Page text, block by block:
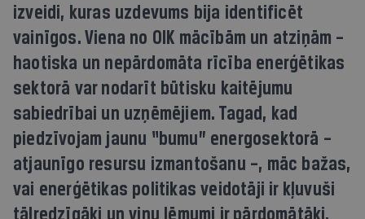
izveidi, kuras uzdevums bija identificēt
vainīgos. Viena no OIK mācībām un atziņām –
haotiska un nepārdomāta rīcība enerģētikas
sektorā var nodarīt būtisku kaitējumu
sabiedrībai un uzņēmējiem. Tagad, kad
piedzīvojam jaunu “bumu” energosektorā –
atjaunīgo resursu izmantošanu –, māc bažas,
vai enerģētikas politikas veidotāji ir kļuvuši